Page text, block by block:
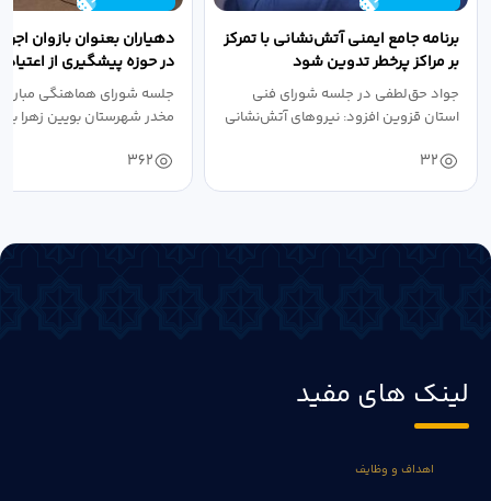
برنامه جامع ایمنی آتش‌نشانی با تمرکز
بر مراکز پرخطر تدوین شود
جواد حق‌لطفی در جلسه شورای فنی
استان قزوین افزود: نیروهای آتش‌نشانی
32
دهیاران بعنوان بازوان
در حوزه پیشگیری از اعتیاد
مقدم...
جلسه شورای هماهنگی مبارزه
مخدر شهرستان بویین زهرا
362
لینک های مفید
اهداف و وظایف